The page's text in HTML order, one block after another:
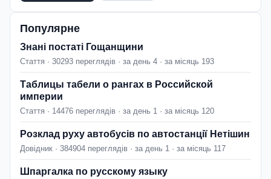
Популярне
Знані постаті Гощанщини
Стаття · 30293 переглядів · за день 4 · за місяць 193
Таблицы табели о рангах в Российской
империи
Стаття · 14476 переглядів · за день 1 · за місяць 120
Розклад руху автобусів по автостанції Нетішин
Довідник · 384904 переглядів · за день 1 · за місяць 117
Шпаргалка по русскому языку